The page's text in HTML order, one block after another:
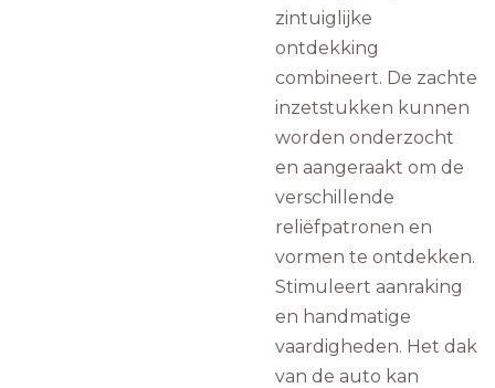
zintuiglijke
ontdekking
combineert. De zachte
inzetstukken kunnen
worden onderzocht
en aangeraakt om de
verschillende
reliëfpatronen en
vormen te ontdekken.
Stimuleert aanraking
en handmatige
vaardigheden. Het dak
van de auto kan